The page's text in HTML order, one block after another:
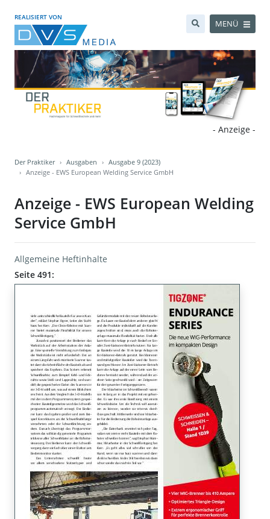
REALISIERT VON
MENÜ
- Anzeige -
Der Praktiker Ausgaben
Ausgabe 9 (2023)
Anzeige - EWS European Welding Service GmbH
Anzeige - EWS European Welding
Service GmbH
Allgemeine Heftinhalte
Seite 491: